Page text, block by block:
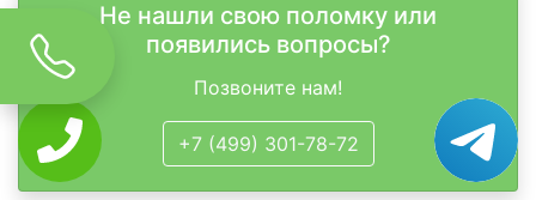
Не нашли свою поломку или
появились вопросы?
Позвоните нам!
+7 (499) 301-78-72